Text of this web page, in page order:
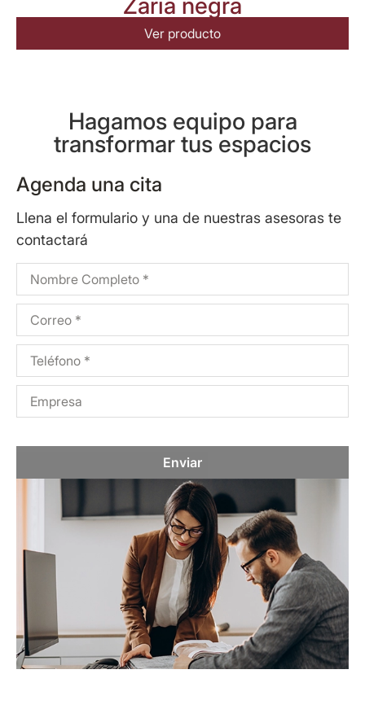
Ver producto
Hagamos equipo para
transformar tus espacios
Agenda una cita
Llena el formulario y una de nuestras asesoras te
contactará
Enviar